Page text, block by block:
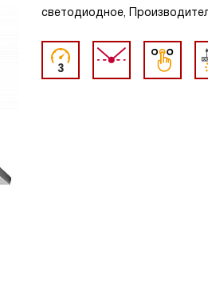
светодиодное,